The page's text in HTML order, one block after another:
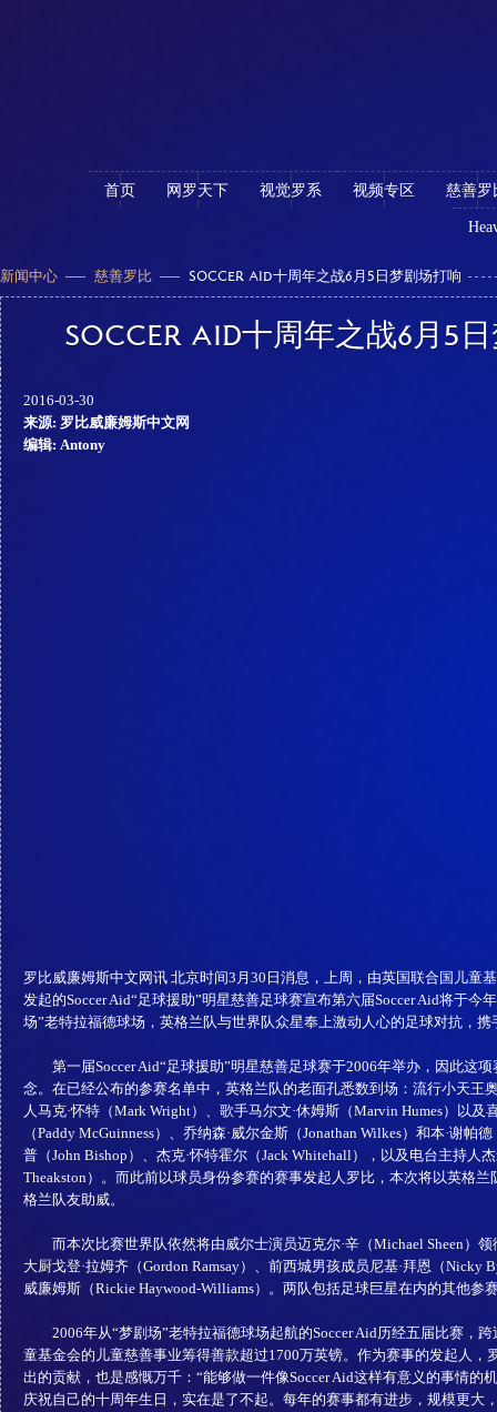
首页 网罗天下 视觉罗系 视频专区 慈善罗
新闻中心 慈善罗比 SOCCER AID十周年之战6月5日梦剧场打响
SOCCER AID十周年之战6月5
2016-03-30
来源: 罗比威廉姆斯中文网
编辑: Antony
罗比威廉姆斯中文网讯 北京时间3月30日消息，上周，由英国联合国儿童
发起的Soccer Aid“足球援助”明星慈善足球赛宣布第六届Soccer Aid将于今
场”老特拉福德球场，英格兰队与世界队众星奉上激动人心的足球对抗，携
第一届Soccer Aid“足球援助”明星慈善足球赛于2006年举办，因此这项
念。在已经公布的参赛名单中，英格兰队的老面孔悉数到场：流行小天王
人马克·怀特（Mark Wright）、歌手马尔文·休姆斯（Marvin Humes）以及
（Paddy McGuinness）、乔纳森·威尔金斯（Jonathan Wilkes）和本·谢帕
普（John Bishop）、杰克·怀特霍尔（Jack Whitehall），以及电台主持人
Theakston）。而此前以球员身份参赛的赛事发起人罗比，本次将以英格
格兰队友助威。
而本次比赛世界队依然将由威尔士演员迈克尔·辛（Michael Sheen）领
大厨戈登·拉姆齐（Gordon Ramsay）、前西城男孩成员尼基·拜恩（Nicky
威廉姆斯（Rickie Haywood-Williams）。两队包括足球巨星在内的其他参
2006年从“梦剧场”老特拉福德球场起航的Soccer Aid历经五届比赛，跨
童基金会的儿童慈善事业筹得善款超过1700万英镑。作为赛事的发起人，
出的贡献，也是感慨万千：“能够做一件像Soccer Aid这样有意义的事情的
庆祝自己的十周年生日，实在是了不起。每年的赛事都有进步，规模更大